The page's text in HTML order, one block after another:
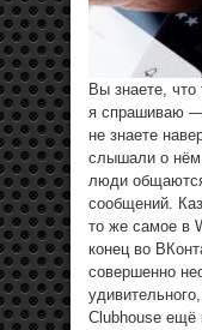
Вы знаете,
я спрашиваю —
не знаете
слышали о
люди
сообщений.
то же самое в
конец во
совершенно
Clubhouse ещё